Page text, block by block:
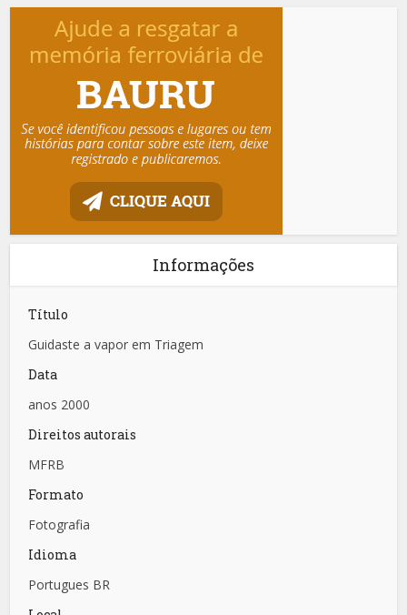
Informações
Título
Guidaste a vapor em Triagem
Data
anos 2000
Direitos autorais
MFRB
Formato
Fotografia
Idioma
Portugues BR